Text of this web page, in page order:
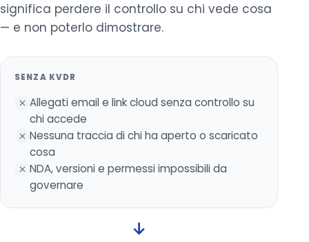
significa perdere il controllo su chi vede cosa
— e non poterlo dimostrare.
SENZA KVDR
Allegati email e link cloud senza controllo su
chi accede
Nessuna traccia di chi ha aperto o scaricato
cosa
NDA, versioni e permessi impossibili da
governare